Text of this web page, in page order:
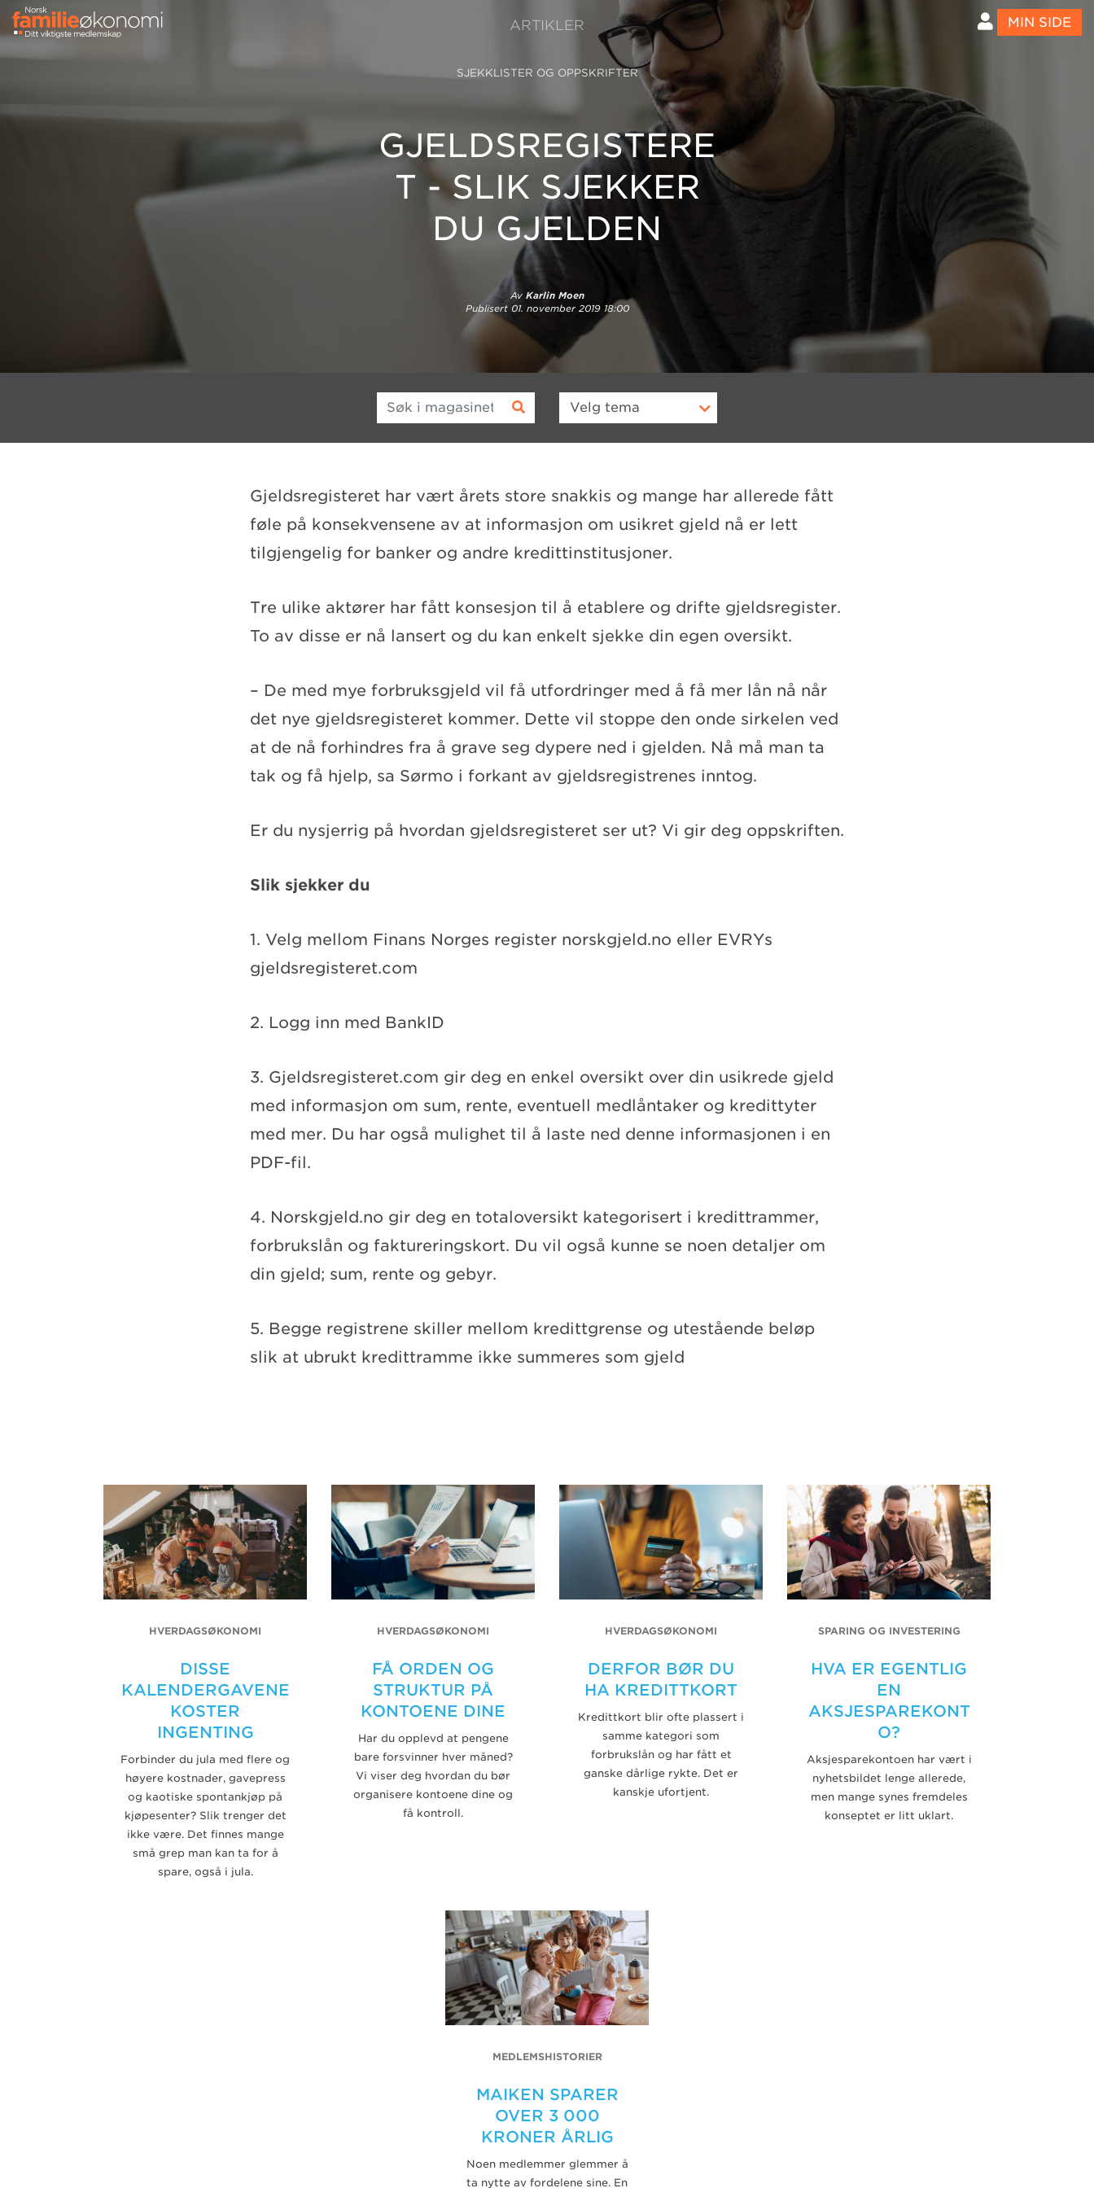
ARTIKLER MIN SIDE
SJEKKLISTER OG OPPSKRIFTER
GJELDSREGISTERE
T - SLIK SJEKKER
DU GJELDEN
Av Karlin Moen
Publisert 01. november 2019 18:00
Søk i magasinet Velg tema
Gjeldsregisteret har vært årets store snakkis og mange har allerede fått
føle på konsekvensene av at informasjon om usikret gjeld nå er lett
tilgjengelig for banker og andre kredittinstitusjoner.
Tre ulike aktører har fått konsesjon til å etablere og drifte gjeldsregister.
To av disse er nå lansert og du kan enkelt sjekke din egen oversikt.
– De med mye forbruksgjeld vil få utfordringer med å få mer lån nå når
det nye gjeldsregisteret kommer. Dette vil stoppe den onde sirkelen ved
at de nå forhindres fra å grave seg dypere ned i gjelden. Nå må man ta
tak og få hjelp, sa Sørmo i forkant av gjeldsregistrenes inntog.
Er du nysjerrig på hvordan gjeldsregisteret ser ut? Vi gir deg oppskriften.
Slik sjekker du
1. Velg mellom Finans Norges register norskgjeld.no eller EVRYs
gjeldsregisteret.com
2. Logg inn med BankID
3. Gjeldsregisteret.com gir deg en enkel oversikt over din usikrede gjeld
med informasjon om sum, rente, eventuell medlåntaker og kredittyter
med mer. Du har også mulighet til å laste ned denne informasjonen i en
PDF-fil.
4. Norskgjeld.no gir deg en totaloversikt kategorisert i kredittrammer,
forbrukslån og faktureringskort. Du vil også kunne se noen detaljer om
din gjeld; sum, rente og gebyr.
5. Begge registrene skiller mellom kredittgrense og utestående beløp
slik at ubrukt kredittramme ikke summeres som gjeld
HVERDAGSØKONOMI
DISSE
KALENDERGAVENE
KOSTER
INGENTING
Forbinder du jula med flere og
høyere kostnader, gavepress
og kaotiske spontankjøp på
kjøpesenter? Slik trenger det
ikke være. Det finnes mange
små grep man kan ta for å
spare, også i jula.
HVERDAGSØKONOMI
FÅ ORDEN OG
STRUKTUR PÅ
KONTOENE DINE
Har du opplevd at pengene
bare forsvinner hver måned?
Vi viser deg hvordan du bør
organisere kontoene dine og
få kontroll.
HVERDAGSØKONOMI
DERFOR BØR DU
HA KREDITTKORT
Kredittkort blir ofte plassert i
samme kategori som
forbrukslån og har fått et
ganske dårlige rykte. Det er
kanskje ufortjent.
SPARING OG INVESTERING
HVA ER EGENTLIG
EN
AKSJESPAREKONT
O?
Aksjesparekontoen har vært i
nyhetsbildet lenge allerede,
men mange synes fremdeles
konseptet er litt uklart.
MEDLEMSHISTORIER
MAIKEN SPARER
OVER 3 000
KRONER ÅRLIG
Noen medlemmer glemmer å
ta nytte av fordelene sine. En